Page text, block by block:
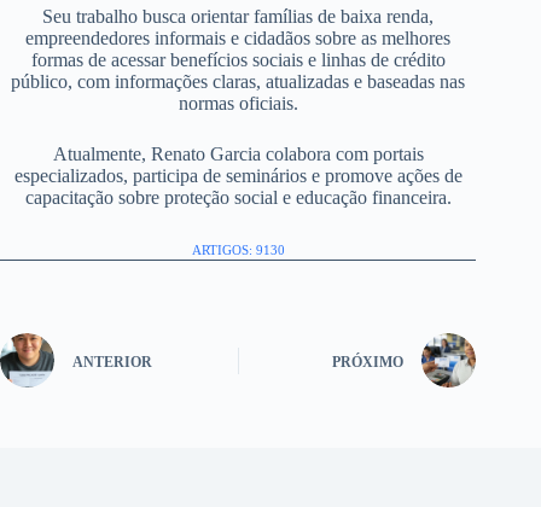
Seu trabalho busca orientar famílias de baixa renda,
empreendedores informais e cidadãos sobre as melhores
formas de acessar benefícios sociais e linhas de crédito
público, com informações claras, atualizadas e baseadas nas
normas oficiais.
Atualmente, Renato Garcia colabora com portais
especializados, participa de seminários e promove ações de
capacitação sobre proteção social e educação financeira.
ARTIGOS: 9130
ANTERIOR PRÓXIMO